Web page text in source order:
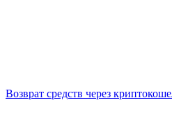
Возврат средств через